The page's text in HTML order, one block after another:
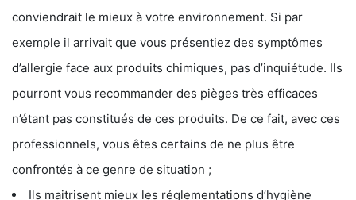
conviendrait le mieux à votre environnement. Si par
exemple il arrivait que vous présentiez des symptômes
d’allergie face aux produits chimiques, pas d’inquiétude. Ils
pourront vous recommander des pièges très efficaces
n’étant pas constitués de ces produits. De ce fait, avec ces
professionnels, vous êtes certains de ne plus être
confrontés à ce genre de situation ;
Ils maitrisent mieux les réglementations d’hygiène